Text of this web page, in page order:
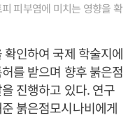
피부염에 미치는 영향을 확
인하여 국제 학술지에
를 받으며 향후 붉은점
진행하고 있다. 연구
붉은점모시나비에게